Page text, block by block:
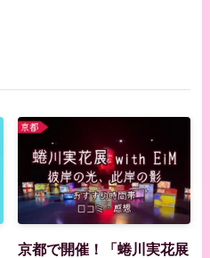
京都で開催！「蜷川実花展